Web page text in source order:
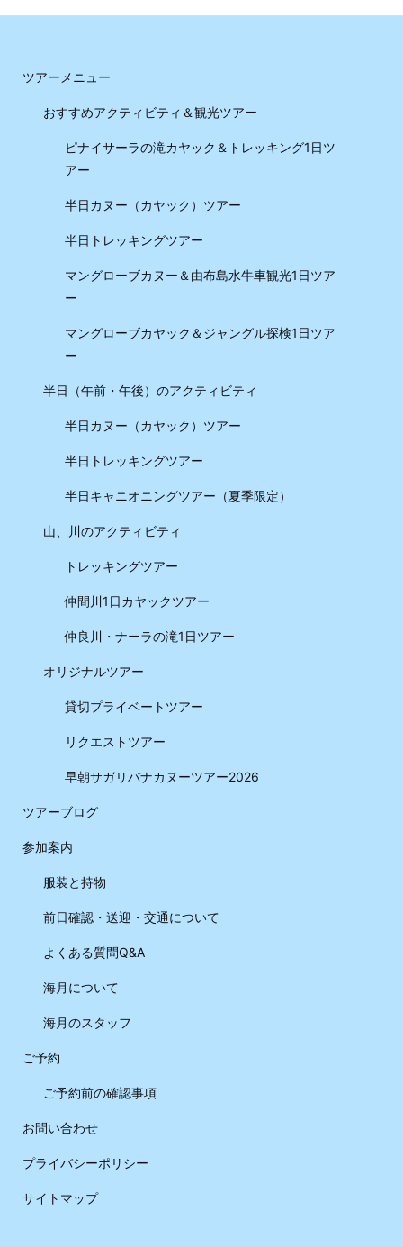
ツアーメニュー
おすすめアクティビティ＆観光ツアー
ピナイサーラの滝カヤック＆トレッキング1日ツ
アー
半日カヌー（カヤック）ツアー
半日トレッキングツアー
マングローブカヌー＆由布島水牛車観光1日ツア
ー
マングローブカヤック＆ジャングル探検1日ツア
ー
半日（午前・午後）のアクティビティ
半日カヌー（カヤック）ツアー
半日トレッキングツアー
半日キャニオニングツアー（夏季限定）
山、川のアクティビティ
トレッキングツアー
仲間川1日カヤックツアー
仲良川・ナーラの滝1日ツアー
オリジナルツアー
貸切プライベートツアー
リクエストツアー
早朝サガリバナカヌーツアー2026
ツアーブログ
参加案内
服装と持物
前日確認・送迎・交通について
よくある質問Q&A
海月について
海月のスタッフ
ご予約
ご予約前の確認事項
お問い合わせ
プライバシーポリシー
サイトマップ